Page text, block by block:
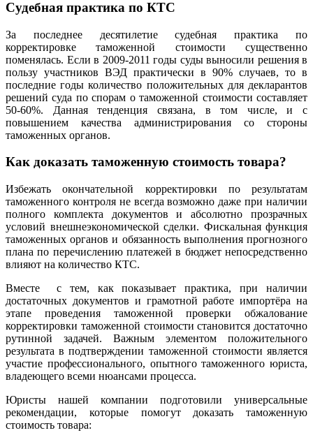
Судебная практика по КТС
За последнее десятилетие судебная практика по
корректировке таможенной стоимости существенно
поменялась. Если в 2009-2011 годы суды выносили решения в
пользу участников ВЭД практически в 90% случаев, то в
последние годы количество положительных для декларантов
решений суда по спорам о таможенной стоимости составляет
50-60%. Данная тенденция связана, в том числе, и с
повышением качества администрирования со стороны
таможенных органов.
Как доказать таможенную стоимость товара?
Избежать окончательной корректировки по результатам
таможенного контроля не всегда возможно даже при наличии
полного комплекта документов и абсолютно прозрачных
условий внешнеэкономической сделки. Фискальная функция
таможенных органов и обязанность выполнения прогнозного
плана по перечислению платежей в бюджет непосредственно
влияют на количество КТС.
Вместе с тем, как показывает практика, при наличии
достаточных документов и грамотной работе импортёра на
этапе проведения таможенной проверки обжалование
корректировки таможенной стоимости становится достаточно
рутинной задачей. Важным элементом положительного
результата в подтверждении таможенной стоимости является
участие профессионального, опытного таможенного юриста,
владеющего всеми нюансами процесса.
Юристы нашей компании подготовили универсальные
рекомендации, которые помогут доказать таможенную
стоимость товара: